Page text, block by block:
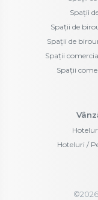
Spații
Spații de
Spații de
Spații
Spații
Hoteluri /
©2026